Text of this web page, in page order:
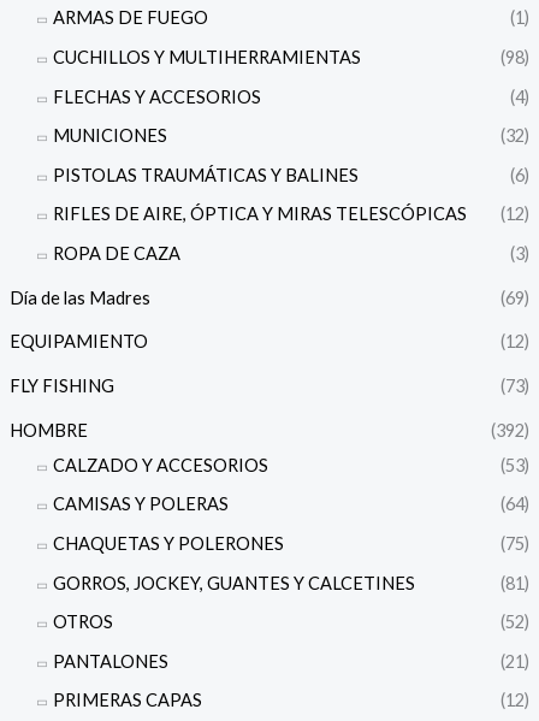
ARMAS DE FUEGO
(1)
CUCHILLOS Y MULTIHERRAMIENTAS
(98)
FLECHAS Y ACCESORIOS
(4)
MUNICIONES
(32)
PISTOLAS TRAUMÁTICAS Y BALINES
(6)
RIFLES DE AIRE, ÓPTICA Y MIRAS TELESCÓPICAS
(12)
ROPA DE CAZA
(3)
Día de las Madres (69)
EQUIPAMIENTO (12)
FLY FISHING (73)
HOMBRE
(392)
CALZADO Y ACCESORIOS
(53)
CAMISAS Y POLERAS
(64)
CHAQUETAS Y POLERONES
(75)
GORROS, JOCKEY, GUANTES Y CALCETINES
(81)
OTROS
(52)
PANTALONES
(21)
PRIMERAS CAPAS
(12)